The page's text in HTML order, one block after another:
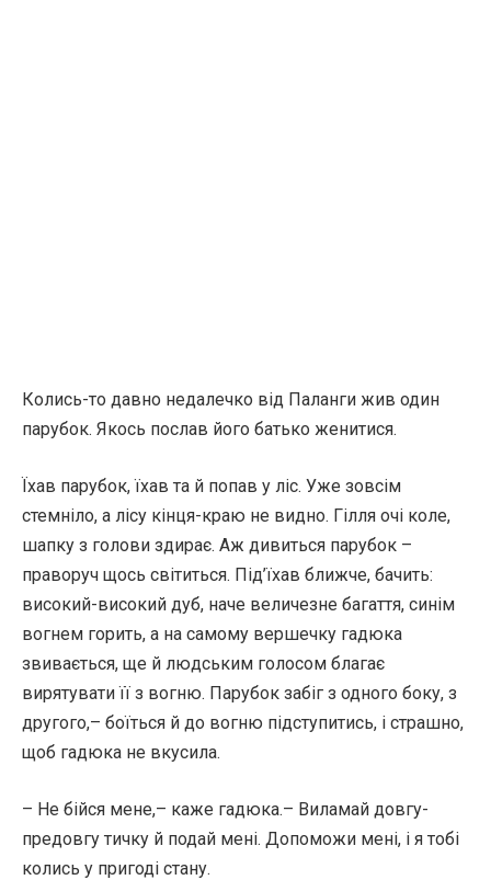
Колись-то давно недалечко від Паланги жив один
парубок. Якось послав його батько женитися.
Їхав парубок, їхав та й попав у ліс. Уже зовсім
стемніло, а лісу кінця-краю не видно. Гілля очі коле,
шапку з голови здирає. Аж дивиться парубок –
праворуч щось світиться. Під’їхав ближче, бачить:
високий-високий дуб, наче величезне багаття, синім
вогнем горить, а на самому вершечку гадюка
звивається, ще й людським голосом благає
вирятувати її з вогню. Парубок забіг з одного боку, з
другого,– боїться й до вогню підступитись, і страшно,
щоб гадюка не вкусила.
– Не бійся мене,– каже гадюка.– Виламай довгу-
предовгу тичку й подай мені. Допоможи мені, і я тобі
колись у пригоді стану.